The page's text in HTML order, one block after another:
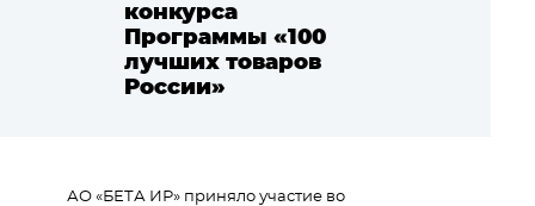
конкурса
Программы «100
лучших товаров
России»
АО «БЕТА ИР» приняло участие во